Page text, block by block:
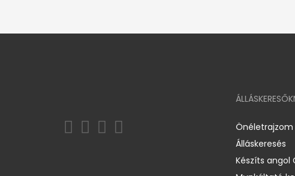
Önéletrajzom
Álláskeresés
Készíts angol